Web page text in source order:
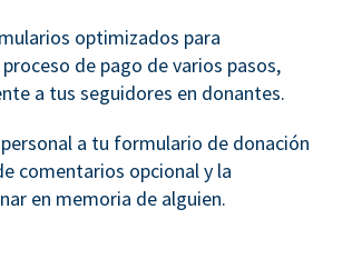
optimizados para
de pago de varios pasos,
a tus seguidores en donantes.
a tu formulario de donación
comentarios opcional y la
en memoria de alguien.